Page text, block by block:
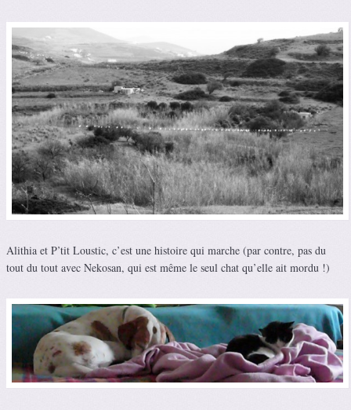
Alithia et P’tit Loustic, c’est une histoire qui marche (par contre, pas du
tout du tout avec Nekosan, qui est même le seul chat qu’elle ait mordu !)